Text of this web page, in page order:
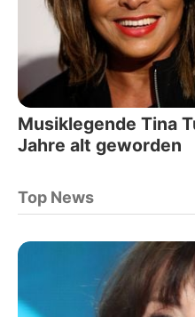
Musiklegende Tina
Jahre alt geworden
Top News